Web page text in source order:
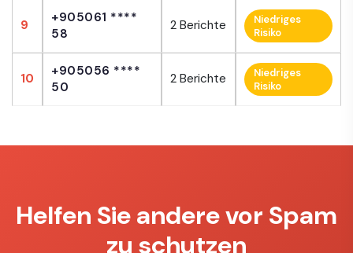
9
+905061 ****
58
2 Berichte
Niedriges
Risiko
10
+905056 ****
50
2 Berichte
Niedriges
Risiko
Helfen Sie andere vor Spam
zu schutzen